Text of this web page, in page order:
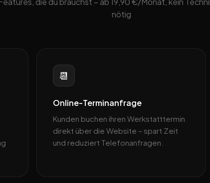
nötig
📆
Online-Terminanfrage
Kunden buchen ihren Werkstatttermin
direkt über die Website – spart Zeit
und reduziert Telefonanfragen.